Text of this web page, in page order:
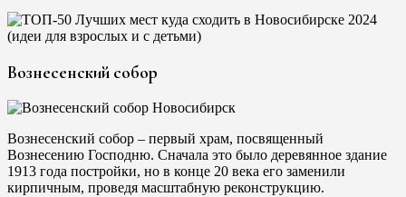
Вознесенский собор
Вознесенский собор – первый храм, посвященный
Вознесению Господню. Сначала это было деревянное здание
1913 года постройки, но в конце 20 века его заменили
кирпичным, проведя масштабную реконструкцию.